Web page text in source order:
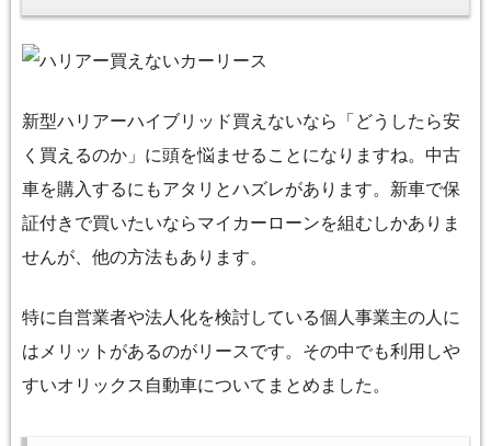
新型ハリアーハイブリッド買えないなら「どうしたら安
く買えるのか」に頭を悩ませることになりますね。中古
車を購入するにもアタリとハズレがあります。新車で保
証付きで買いたいならマイカーローンを組むしかありま
せんが、他の方法もあります。
特に自営業者や法人化を検討している個人事業主の人に
はメリットがあるのがリースです。その中でも利用しや
すいオリックス自動車についてまとめました。